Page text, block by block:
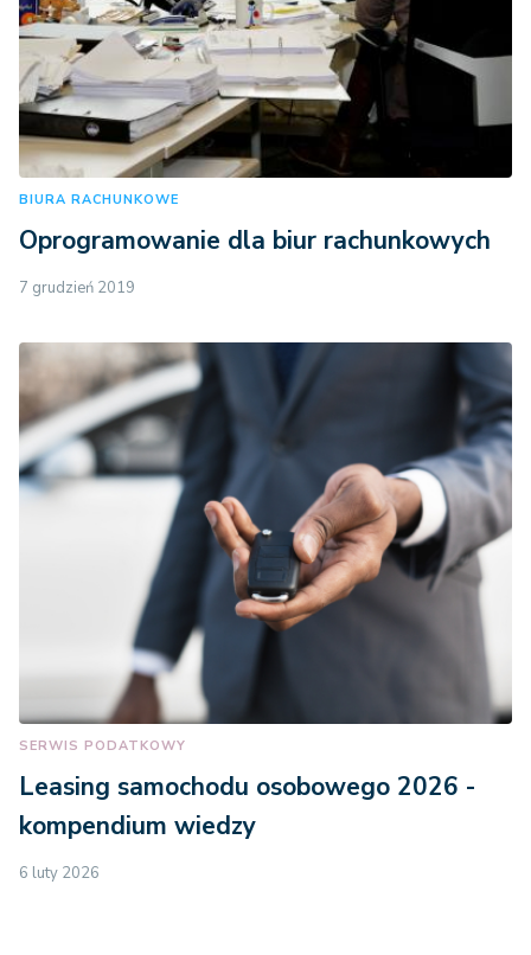
BIURA RACHUNKOWE
Oprogramowanie dla biur rachunkowych
7 grudzień 2019
SERWIS PODATKOWY
Leasing samochodu osobowego 2026 -
kompendium wiedzy
6 luty 2026